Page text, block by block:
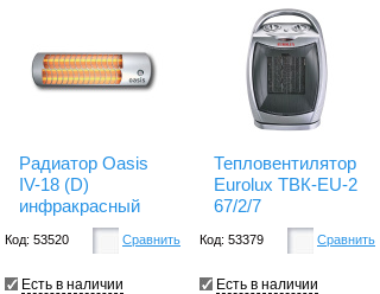
Радиатор Oasis
IV-18 (D)
инфракрасный
Код: 53520 Сравнить
Есть в наличии
Тепловентилятор
Eurolux ТВК-EU-2
67/2/7
Код: 53379 Сравнить
Есть в наличии